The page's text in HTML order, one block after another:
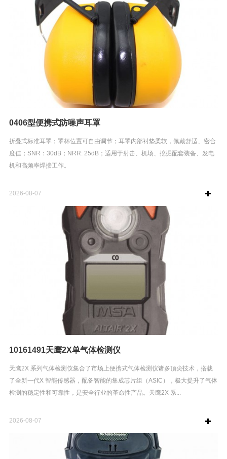
0406型便携式防噪声耳罩
折叠式标准耳罩；罩杯位置可自由调节；耳罩内部衬垫柔软，佩戴舒适、密合
度佳；SNR：30dB；NRR: 25dB；适用于射击、机场、挖掘配套装备、发电
机和高频率焊接工作。
2026-08-07
10161491天鹰2X单气体检测仪
天鹰2X 系列气体检测仪集合了市场上便携式气体检测仪诸多顶尖技术，搭载
了全新一代X 智能传感器，配备智能的集成芯片组（ASIC），极大提升了气体
检测的稳定性和可靠性，是安全行业的革命性产品。天鹰2X 系...
2026-08-07